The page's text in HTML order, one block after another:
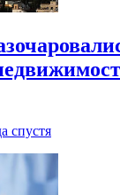
спустя